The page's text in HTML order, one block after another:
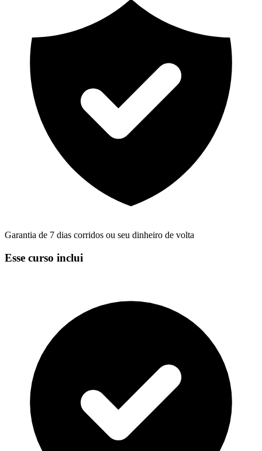
Garantia de 7 dias corridos ou seu dinheiro de volta
Esse curso inclui